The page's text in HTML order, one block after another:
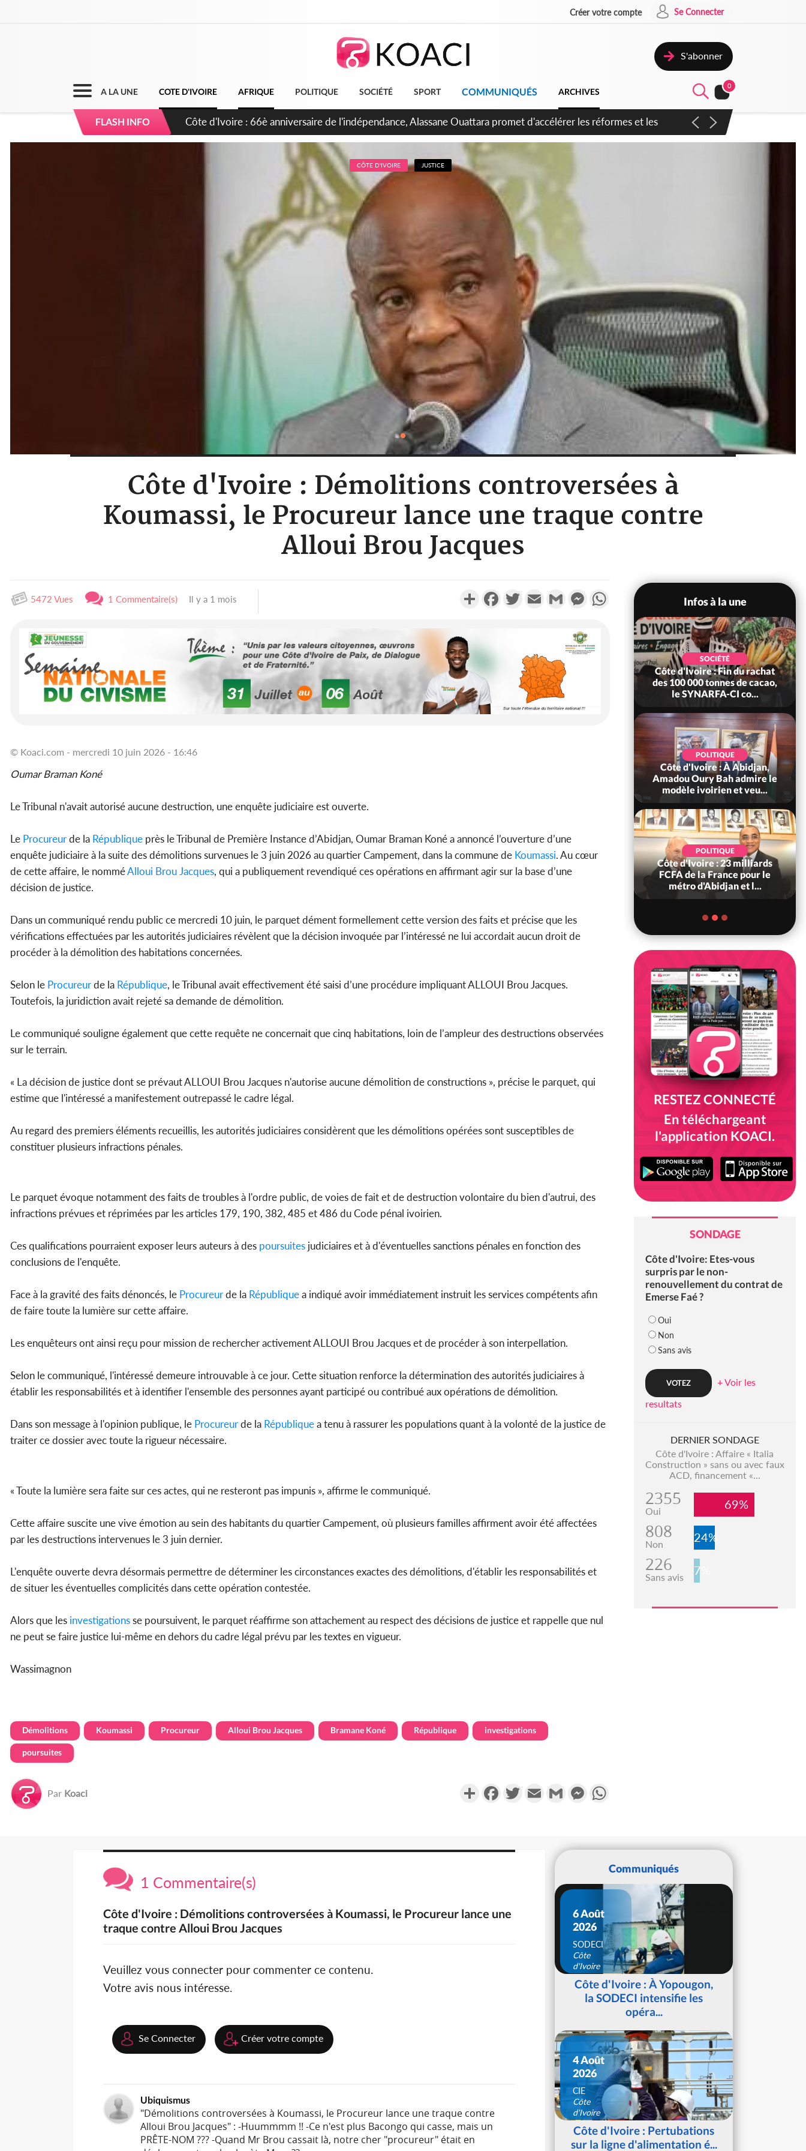
Créer votre compte Se Connecter
S'abonner
A LA UNE COTE D'IVOIRE AFRIQUE POLITIQUE SOCIÉTÉ SPORT COMMUNIQUÉS ARCHIVES
0
FLASH INFO
Côte d'Ivoire : À Abidjan, Amadou Oury Bah admire le modèle ivoirien et veut s'en inspirer pour accélérer le
développement de la Guinée
CÔTE D'IVOIRE JUSTICE
Côte d'Ivoire : Démolitions controversées à
Koumassi, le Procureur lance une traque contre
Alloui Brou Jacques
5472 Vues 1 Commentaire(s) Il y a 1 mois PartagerFacebookTwitterEmail Gmail MessengerWhatsApp
© Koaci.com - mercredi 10 juin 2026 - 16:46
Oumar Braman Koné
Le Tribunal n'avait autorisé aucune destruction, une enquête judiciaire est ouverte.
Le Procureurde la République près le Tribunal de Première Instance d’Abidjan, Oumar Braman Koné a annoncé l’ouverture d’une
enquête judiciaire à la suite des démolitions survenues le 3 juin 2026 au quartier Campement, dans la commune de Koumassi. Au cœur
de cette affaire, le nomméAlloui Brou Jacques, qui a publiquement revendiqué ces opérations en affirmant agir sur la base d’une
décision de justice.
Dans un communiqué rendu public ce mercredi 10 juin, le parquet dément formellement cette version des faits et précise que les
vérifications effectuées par les autorités judiciaires révèlent que la décision invoquée par l’intéressé ne lui accordait aucun droit de
procéder à la démolition des habitations concernées.
Selon le Procureurde la République, le Tribunal avait effectivement été saisi d’une procédure impliquant ALLOUI Brou Jacques.
Toutefois, la juridiction avait rejeté sa demande de démolition.
Le communiqué souligne également que cette requête ne concernait que cinq habitations, loin de l’ampleur des destructions observées
sur le terrain.
« La décision de justice dont se prévaut ALLOUI Brou Jacques n'autorise aucune démolition de constructions », précise le parquet, qui
estime que l'intéressé a manifestement outrepassé le cadre légal.
Au regard des premiers éléments recueillis, les autorités judiciaires considèrent que les démolitions opérées sont susceptibles de
constituer plusieurs infractions pénales.
Le parquet évoque notamment des faits de troubles à l'ordre public, de voies de fait et de destruction volontaire du bien d'autrui, des
infractions prévues et réprimées par les articles 179, 190, 382, 485 et 486 du Code pénal ivoirien.
Ces qualifications pourraient exposer leurs auteurs à des poursuites judiciaires et à d'éventuelles sanctions pénales en fonction des
conclusions de l'enquête.
Face à la gravité des faits dénoncés, le Procureurde la Républiquea indiqué avoir immédiatement instruit les services compétents afin
de faire toute la lumière sur cette affaire.
Les enquêteurs ont ainsi reçu pour mission de rechercher activement ALLOUI Brou Jacques et de procéder à son interpellation.
Selon le communiqué, l'intéressé demeure introuvable à ce jour. Cette situation renforce la détermination des autorités judiciaires à
établir les responsabilités et à identifier l'ensemble des personnes ayant participé ou contribué aux opérations de démolition.
Dans son message à l'opinion publique, le Procureurde la Républiquea tenu à rassurer les populations quant à la volonté de la justice de
traiter ce dossier avec toute la rigueur nécessaire.
« Toute la lumière sera faite sur ces actes, qui ne resteront pas impunis », affirme le communiqué.
Cette affaire suscite une vive émotion au sein des habitants du quartier Campement, où plusieurs familles affirment avoir été affectées
par les destructions intervenues le 3 juin dernier.
L'enquête ouverte devra désormais permettre de déterminer les circonstances exactes des démolitions, d'établir les responsabilités et
de situer les éventuelles complicités dans cette opération contestée.
Alors que les investigationsse poursuivent, le parquet réaffirme son attachement au respect des décisions de justice et rappelle que nul
ne peut se faire justice lui-même en dehors du cadre légal prévu par les textes en vigueur.
Wassimagnon
Démolitions Koumassi Procureur Alloui Brou Jacques Bramane Koné République investigations
poursuites
Par Koaci PartagerFacebookTwitterEmail Gmail Messenger
Infos à la une
POLITIQUE
Côte d'Ivoire : Fête nationale,
Alassane Ouattara accorde
la grâce à 4 661...
POLITIQUE
Côte d'Ivoire : Décrispation ?
Mamadou Traoré ex
SOCIÉTÉ
Côte d'Ivoire : Fin du rachat
des 100 000 tonnes de cacao,
le SYNARFA-CI co...
POLITIQUE
Côte d'Ivoire : À Abidjan,
Amadou Oury Bah admire le
modèle ivoirien et veu...
POLITIQUE
Côte d'Ivoire : 23 milliards
FCFA de la France pour le
métro d'Abidjan et l...
RESTEZ CONNECTÉ
En téléchargeant
l'application KOACI.
SONDAGE
Côte d'Ivoire: Etes-vous
surpris par le non-
renouvellement du contrat de
Emerse Faé ?
Oui
Non
Sans avis
+ Voir les
resultats
DERNIER SONDAGE
Côte d'Ivoire : Affaire « Italia
Construction » sans ou avec faux
ACD, financement «...
2355
Oui 69%
808
Non 24%
226
Sans avis 7%
1 Commentaire(s)
Côte d'Ivoire : Démolitions controversées à Koumassi, le Procureur lance une
traque contre Alloui Brou Jacques
Veuillez vous connecter pour commenter ce contenu.
Votre avis nous intéresse.
Se Connecter Créer votre compte
Ubiquismus
"Démolitions controversées à Koumassi, le Procureur lance une traque contre
Alloui Brou Jacques" : -Huummmm !! -Ce n'est plus Bacongo qui casse, mais un
PRÊTE-NOM ??? -Quand Mr Brou cassait là, notre cher "procureur" était en
Communiqués
6 Août
2026
SODECI
Côte
d'Ivoire
Côte d'Ivoire : À Yopougon,
la SODECI intensifie les
opéra...
4 Août
2026
CIE
Côte
d'Ivoire
Côte d'Ivoire : Pertubations
sur la ligne d'alimentation é...